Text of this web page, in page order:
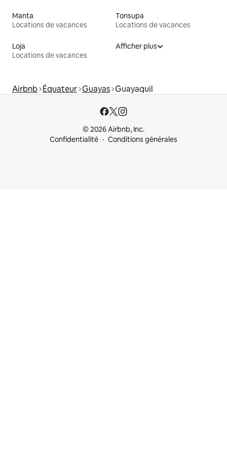
Manta
Locations de vacances
Tonsupa
Locations de vacances
Loja
Locations de vacances
Afficher plus
Airbnb Équateur Guayas Guayaquil
© 2026 Airbnb, Inc.
Confidentialité
Conditions générales